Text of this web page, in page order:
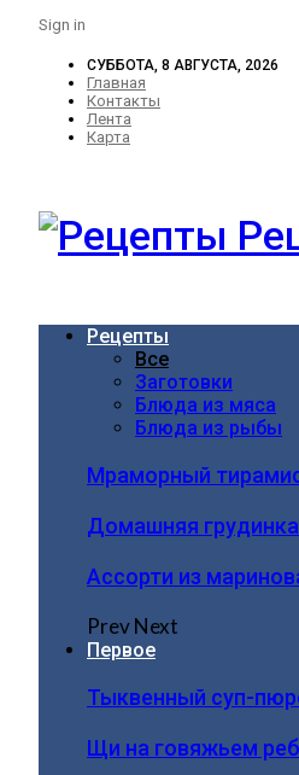
Sign in
СУББОТА, 8 АВГУСТА, 2026
Главная
Контакты
Лента
Карта
Рецепты
Все
Заготовки
Блюда из мяса
Блюда из рыбы
Мраморный
Домашняя грудинка
Ассорти из
PrevNext
Первое
Тыквенный суп-
Щи на говяжьем